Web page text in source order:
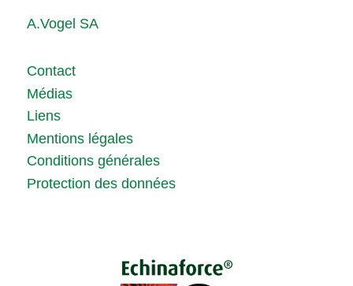
A.Vogel SA
Contact
Médias
Liens
Mentions légales
Conditions générales
Protection des données